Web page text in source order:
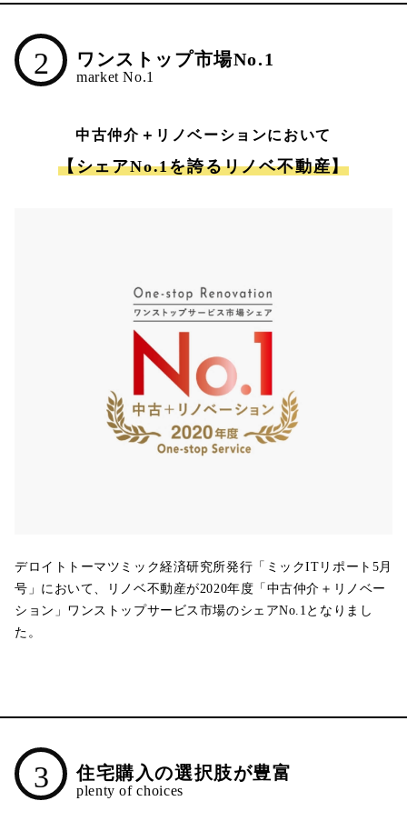
2 ワンストップ市場No.1
中古仲介＋リノベーションにおいて
【シェアNo.1を誇るリノベ不動産】
デロイトトーマツミック経済研究所発行「ミックITリポート5月
号」において、リノベ不動産が2020年度「中古仲介＋リノベー
ション」ワンストップサービス市場のシェアNo.1となりまし
た。
3 住宅購入の選択肢が豊富